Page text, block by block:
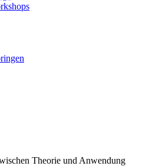
Theorie und Anwendung